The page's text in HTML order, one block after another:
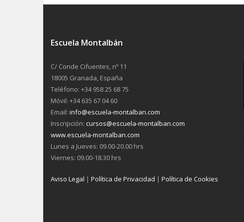
Escuela Montalbán
C/ Conde Cifuentes, nº 11
18005 Granada, España
Teléfono: +34 958 25 68 75
Móvil: +34 635 67 04 60
Email: info@escuela-montalban.com
Inscripción: cursos@escuela-montalban.com
www.escuela-montalban.com
Lunes a Jueves: 09.00-20.00 hrs
Viernes: 09.00-18.30 hrs
Aviso Legal | Política de Privacidad | Política de Cookies